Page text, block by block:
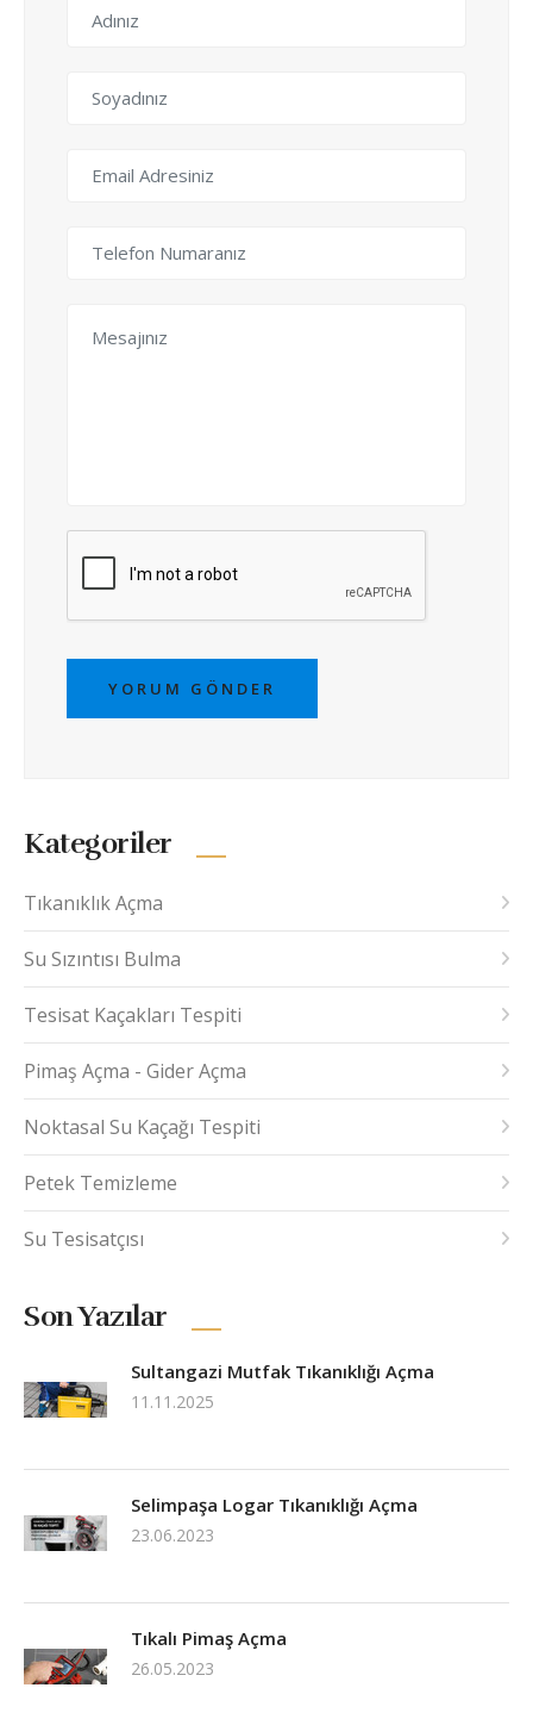
YORUM GÖNDER
Kategoriler
Tıkanıklık Açma
Su Sızıntısı Bulma
Tesisat Kaçakları Tespiti
Pimaş Açma - Gider Açma
Noktasal Su Kaçağı Tespiti
Petek Temizleme
Su Tesisatçısı
Son Yazılar
Sultangazi Mutfak Tıkanıklığı Açma
11.11.2025
Selimpaşa Logar Tıkanıklığı Açma
23.06.2023
Tıkalı Pimaş Açma
26.05.2023